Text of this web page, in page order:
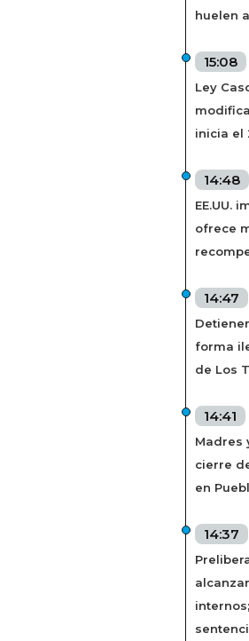
huelen
15:08
Ley
inicia el
14:48
EE.UU.
ofrece
14:47
forma
de Los
14:41
Madres
cierre
en
14:37